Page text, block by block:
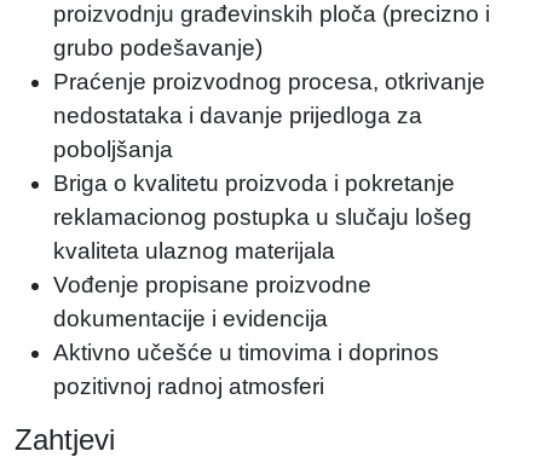
proizvodnju građevinskih ploča (precizno i
grubo podešavanje)
Praćenje proizvodnog procesa, otkrivanje
nedostataka i davanje prijedloga za
poboljšanja
Briga o kvalitetu proizvoda i pokretanje
reklamacionog postupka u slučaju lošeg
kvaliteta ulaznog materijala
Vođenje propisane proizvodne
dokumentacije i evidencija
Aktivno učešće u timovima i doprinos
pozitivnoj radnoj atmosferi
Zahtjevi